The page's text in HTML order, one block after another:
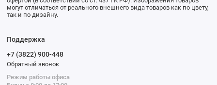
могут отличаться от реального внешнего вида товаров как по цвету,
так и по дизайну.
Поддержка
+7 (3822) 900-448
Обратный звонок
Режим работы офиса